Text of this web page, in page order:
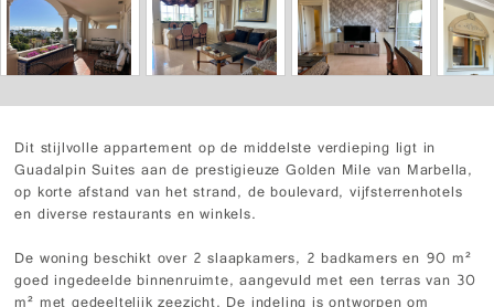
Dit stijlvolle appartement op de middelste verdieping ligt in
Guadalpin Suites aan de prestigieuze Golden Mile van Marbella,
op korte afstand van het strand, de boulevard, vijfsterrenhotels
en diverse restaurants en winkels.
De woning beschikt over 2 slaapkamers, 2 badkamers en 90 m²
goed ingedeelde binnenruimte, aangevuld met een terras van 30